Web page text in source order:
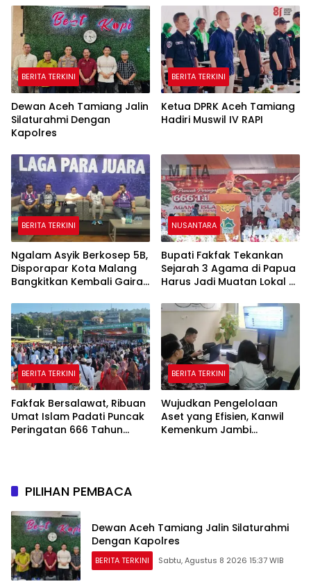
BERITA TERKINI
Dewan Aceh Tamiang Jalin
Silaturahmi Dengan
Kapolres
BERITA TERKINI
Ketua DPRK Aceh Tamiang
Hadiri Muswil IV RAPI
BERITA TERKINI
Ngalam Asyik Berkosep 5B,
Disporapar Kota Malang
Bangkitkan Kembali Gairah
NUSANTARA
Bupati Fakfak Tekankan
Sejarah 3 Agama di Papua
Harus Jadi Muatan Lokal di
BERITA TERKINI
Fakfak Bersalawat, Ribuan
Umat Islam Padati Puncak
Peringatan 666 Tahun
BERITA TERKINI
Wujudkan Pengelolaan
Aset yang Efisien, Kanwil
Kemenkum Jambi
PILIHAN PEMBACA
Dewan Aceh Tamiang Jalin Silaturahmi
Dengan Kapolres
BERITA TERKINI Sabtu, Agustus 8 2026 15:37 WIB